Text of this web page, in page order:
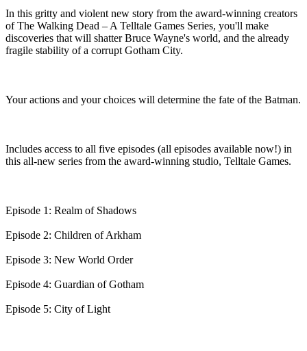
In this gritty and violent new story from the award-winning creators
of The Walking Dead – A Telltale Games Series, you'll make
discoveries that will shatter Bruce Wayne's world, and the already
fragile stability of a corrupt Gotham City.
Your actions and your choices will determine the fate of the Batman.
Includes access to all five episodes (all episodes available now!) in
this all-new series from the award-winning studio, Telltale Games.
Episode 1: Realm of Shadows
Episode 2: Children of Arkham
Episode 3: New World Order
Episode 4: Guardian of Gotham
Episode 5: City of Light